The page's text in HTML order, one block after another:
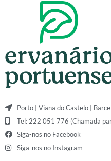
Porto | Viana do Castelo |
Tel: 222 051 776 (Chamada
Siga-nos no Facebook
Siga-nos no Instagram